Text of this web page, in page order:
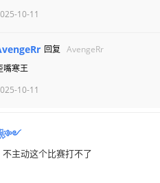
10-11
回复 AvengeRr
嘴寒王
10-11
主动这个比赛打不了